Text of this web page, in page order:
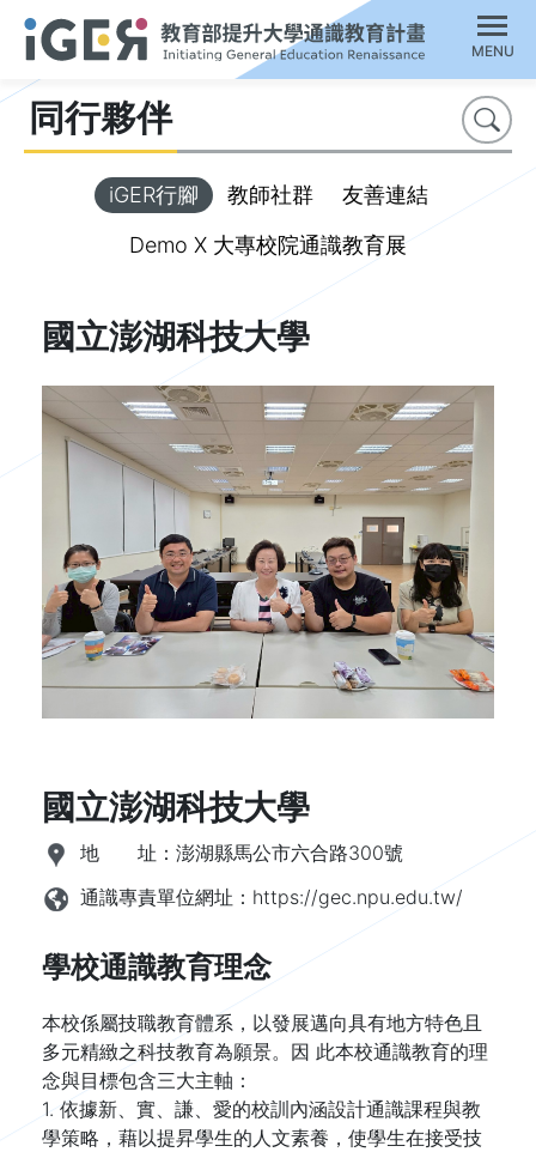
MENU
同行夥伴 搜尋
iGER行腳 教師社群
友善連結
Demo X 大專校院通識教育展
國立澎湖科技大學
國立澎湖科技大學
地 址： 澎湖縣馬公市六合路300號
通識專責單位網址： https://gec.npu.edu.tw/
學校通識教育理念
本校係屬技職教育體系，以發展邁向具有地方特色且
多元精緻之科技教育為願景。因 此本校通識教育的理
念與目標包含三大主軸：
1. 依據新、實、謙、愛的校訓內涵設計通識課程與教
學策略，藉以提昇學生的人文素養，使學生在接受技